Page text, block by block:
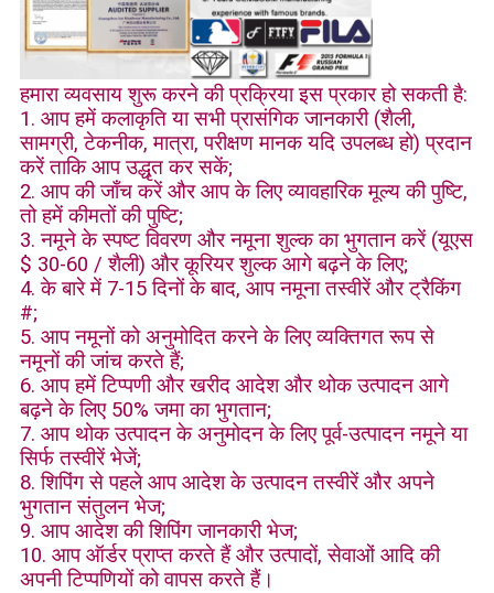
हमारा व्यवसाय शुरू करने की प्रक्रिया इस प्रकार हो सकती है:
1. आप हमें कलाकृति या सभी प्रासंगिक जानकारी (शैली,
सामग्री, टेकनीक, मात्रा, परीक्षण मानक यदि उपलब्ध हो) प्रदान
करें ताकि आप उद्धृत कर सकें;
2. आप की जाँच करें और आप के लिए व्यावहारिक मूल्य की पुष्टि,
तो हमें कीमतों की पुष्टि;
3. नमूने के स्पष्ट विवरण और नमूना शुल्क का भुगतान करें (यूएस
$ 30-60 / शैली) और कूरियर शुल्क आगे बढ़ने के लिए;
4. के बारे में 7-15 दिनों के बाद, आप नमूना तस्वीरें और ट्रैकिंग
#;
5. आप नमूनों को अनुमोदित करने के लिए व्यक्तिगत रूप से
नमूनों की जांच करते हैं;
6. आप हमें टिप्पणी और खरीद आदेश और थोक उत्पादन आगे
बढ़ने के लिए 50% जमा का भुगतान;
7. आप थोक उत्पादन के अनुमोदन के लिए पूर्व-उत्पादन नमूने या
सिर्फ तस्वीरें भेजें;
8. शिपिंग से पहले आप आदेश के उत्पादन तस्वीरें और अपने
भुगतान संतुलन भेज;
9. आप आदेश की शिपिंग जानकारी भेज;
10. आप ऑर्डर प्राप्त करते हैं और उत्पादों, सेवाओं आदि की
अपनी टिप्पणियों को वापस करते हैं।